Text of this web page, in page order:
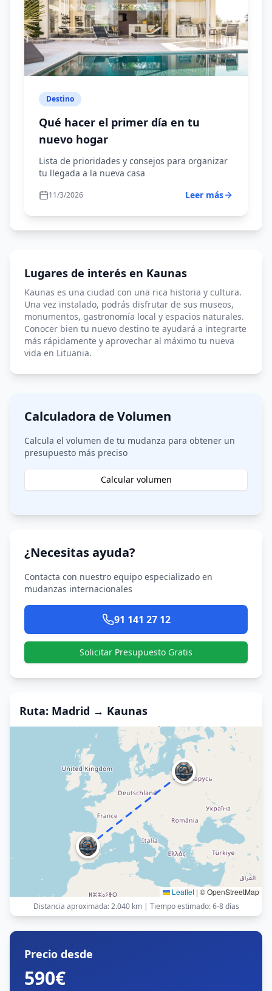
Londres
Luxemburgo
Malta
París
Roma
Suiza
Vilna
Destino
Qué hacer el primer día en tu
nuevo hogar
Lista de prioridades y consejos para organizar
tu llegada a la nueva casa
11/3/2026 Leer más
Lugares de interés en Kaunas
Kaunas es una ciudad con una rica historia y cultura.
Una vez instalado, podrás disfrutar de sus museos,
monumentos, gastronomía local y espacios naturales.
Conocer bien tu nuevo destino te ayudará a integrarte
más rápidamente y aprovechar al máximo tu nueva
vida en Lituania.
Calculadora de Volumen
Calcula el volumen de tu mudanza para obtener un
presupuesto más preciso
Calcular volumen
¿Necesitas ayuda?
Contacta con nuestro equipo especializado en
mudanzas internacionales
91 141 27 12
Solicitar Presupuesto Gratis
Ruta: Madrid → Kaunas
Leaflet | © OpenStreetMap
Distancia aproximada:2.040 km| Tiempo estimado:6-8 días
Precio desde
590€